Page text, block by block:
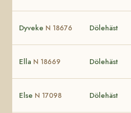
Dyveke N 18676 Dölehäst
Ella N 18669 Dölehäst
Else N 17098 Dölehäst